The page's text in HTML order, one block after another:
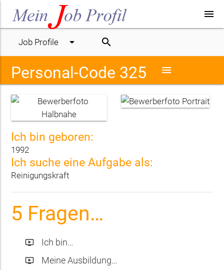
menu
Job Profile arrow_drop_down search
Personal-Code 325 menu
Ich bin geboren:
1992
Ich suche eine Aufgabe als:
Reinigungskraft
5 Fragen…
ondemand_video Ich bin…
ondemand_video Meine Ausbildung…